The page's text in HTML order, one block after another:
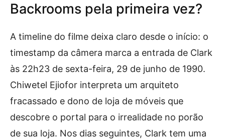
Backrooms pela primeira vez?
A timeline do filme deixa claro desde o início: o
timestamp da câmera marca a entrada de Clark
às 22h23 de sexta-feira, 29 de junho de 1990.
Chiwetel Ejiofor interpreta um arquiteto
fracassado e dono de loja de móveis que
descobre o portal para o irrealidade no porão
de sua loja. Nos dias seguintes, Clark tem uma